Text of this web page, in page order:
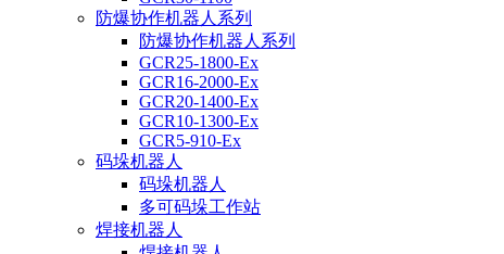
防爆协作机器人系列
防爆协作机器人系列
GCR25-1800-Ex
GCR16-2000-Ex
GCR20-1400-Ex
GCR10-1300-Ex
GCR5-910-Ex
码垛机器人
码垛机器人
多可码垛工作站
焊接机器人